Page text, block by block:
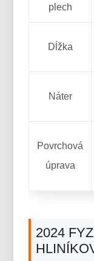
plech
Dĺžka
Náter
Povrchová
úprava
2024